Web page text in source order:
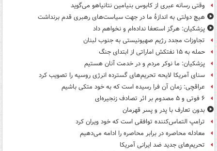
وقتی رسانه عبری از کابوس بنیامین نتانیاهو می‌گوید
هیچ دولتی به اندازۀ ما در جهت سیاست‌های رهبری قدم برنداشت
پزشکیان: هرگز استعفا نداده‌ام و نخواهم داد
تجاوزات مجدد رژیم صهیونیستی به جنوب لبنان
حمله به ۱۵ نفتکش‌ اماراتی از ابتدای جنگ
پزشکیان: ما نوکر مردم و در خدمت آنان هستیم
سنای آمریکا لایحه تحریم‌های گسترده انرژی روسیه را تصویب کرد
عراقچی: زمان آن فرا رسیده است که به خود متکی باشیم
۶ فوتی و ۵ مصدوم بر اثر تصادف زنجیره‌ای
بدون تعارف با پدر و پسر قهرمان
ترامپ التماس‌کننده توافقی است که خود ویران کرد
معادله محاصره در برابر محاصره را ادامه می‌دهیم
تحریم‌های جدید ضد ایرانی آمریکا